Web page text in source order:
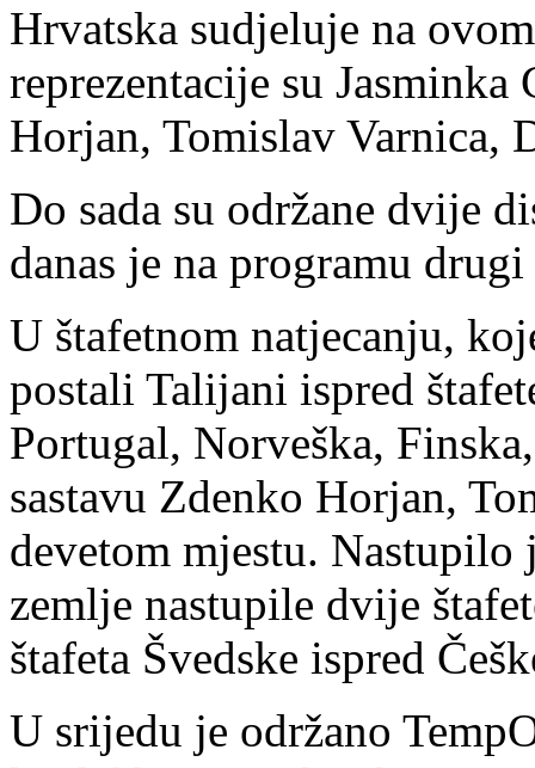
Hrvatska sudjeluje na
reprezentacije su
Horjan, Tomislav Varnica,
Do sada su održane dvije
danas je na programu
U štafetnom natjecanju,
postali Talijani ispred
Portugal, Norveška,
sastavu Zdenko Horjan,
devetom mjestu. Nastupilo
zemlje nastupile dvije
štafeta Švedske ispred
U srijedu je održano